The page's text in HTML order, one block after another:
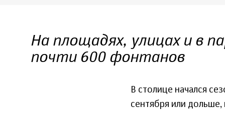
На площадях, улицах и в
почти 600 фонтанов
В столице начался
сентября или